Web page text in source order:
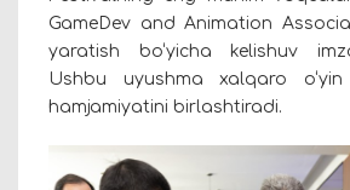
GameDev and Animation
yaratish bo‘yicha kelishuv
Ushbu uyushma xalqaro
hamjamiyatini birlashtiradi.